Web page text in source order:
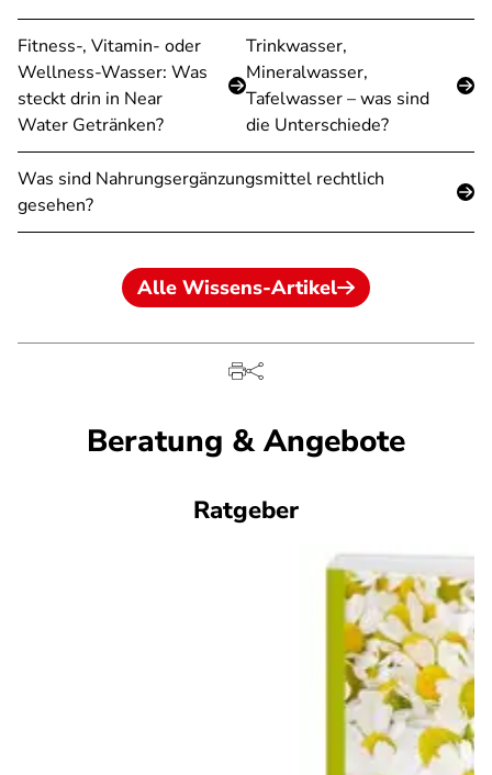
Fitness-, Vitamin- oder
Wellness-Wasser: Was
steckt drin in Near
Water Getränken?
Trinkwasser,
Mineralwasser,
Tafelwasser – was sind
die Unterschiede?
Was sind Nahrungsergänzungsmittel rechtlich
gesehen?
Alle Wissens-Artikel
Beratung & Angebote
Ratgeber